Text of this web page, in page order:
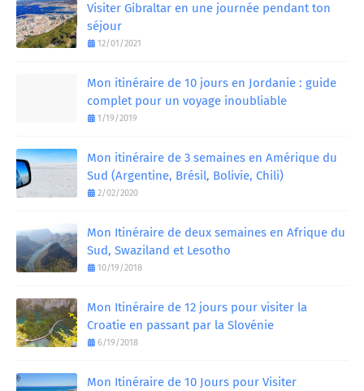
Visiter Gibraltar en une journée pendant ton
séjour
12/01/2021
Mon itinéraire de 10 jours en Jordanie : guide
complet pour un voyage inoubliable
1/19/2019
Mon itinéraire de 3 semaines en Amérique du
Sud (Argentine, Brésil, Bolivie, Chili)
2/02/2020
Mon Itinéraire de deux semaines en Afrique du
Sud, Swaziland et Lesotho
10/19/2018
Mon Itinéraire de 12 jours pour visiter la
Croatie en passant par la Slovénie
6/19/2018
Mon Itinéraire de 10 Jours pour Visiter